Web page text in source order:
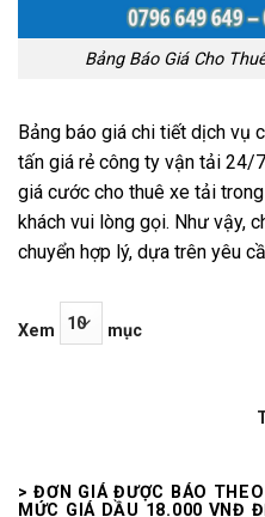
Bảng Báo Giá Cho
Bảng báo giá chi tiết dịch vụ
tấn giá rẻ công ty vận tải 24/
giá cước cho thuê xe tải
khách vui lòng gọi. Như vậy,
chuyển hợp lý, dựa trên yêu
Xem mục
> ĐƠN GIÁ ĐƯỢC BÁO
MỨC GIÁ DẦU 18.000 VNĐ